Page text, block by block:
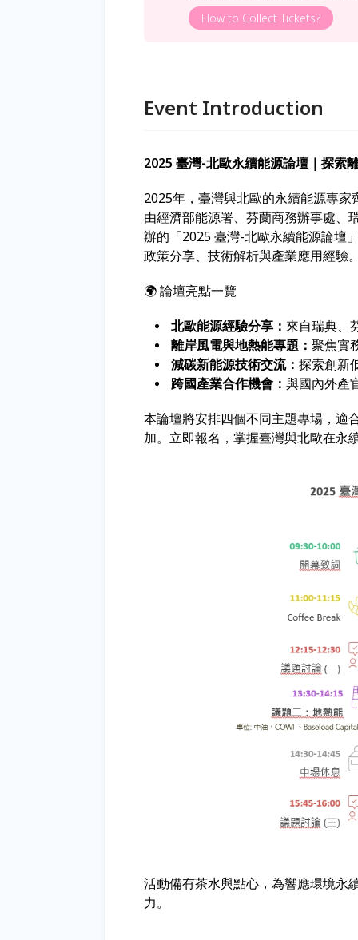
How to Collect Tickets?
Event Introduction
2025 臺灣-北歐永續能源論壇｜探索
2025年，臺灣與北歐的永續能源專家
由經濟部能源署、芬蘭商務辦事處、
辦的「2025 臺灣-北歐永續能源論壇
政策分享、技術解析與產業應用經驗
🌍 論壇亮點一覽
北歐能源經驗分享： 來自瑞典、
離岸風電與地熱能專題： 聚焦實
減碳新能源技術交流： 探索創新
跨國產業合作機會： 與國內外產
本論壇將安排四個不同主題專場，適
加。立即報名，掌握臺灣與北歐在永
活動備有茶水與點心，為響應環境永
力。